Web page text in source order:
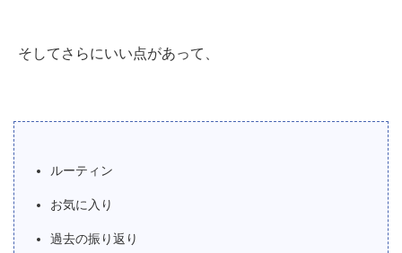
そしてさらにいい点があって、
ルーティン
お気に入り
過去の振り返り